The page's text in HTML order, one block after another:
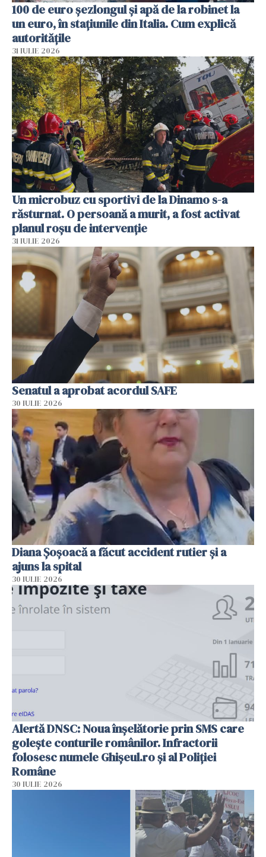
100 de euro șezlongul și apă de la robinet la
un euro, în stațiunile din Italia. Cum explică
autoritățile
31 IULIE 2026
Un microbuz cu sportivi de la Dinamo s-a
răsturnat. O persoană a murit, a fost activat
planul roșu de intervenție
31 IULIE 2026
Senatul a aprobat acordul SAFE
30 IULIE 2026
Diana Șoșoacă a făcut accident rutier și a
ajuns la spital
30 IULIE 2026
Alertă DNSC: Noua înșelătorie prin SMS care
golește conturile românilor. Infractorii
folosesc numele Ghișeul.ro și al Poliției
Române
30 IULIE 2026